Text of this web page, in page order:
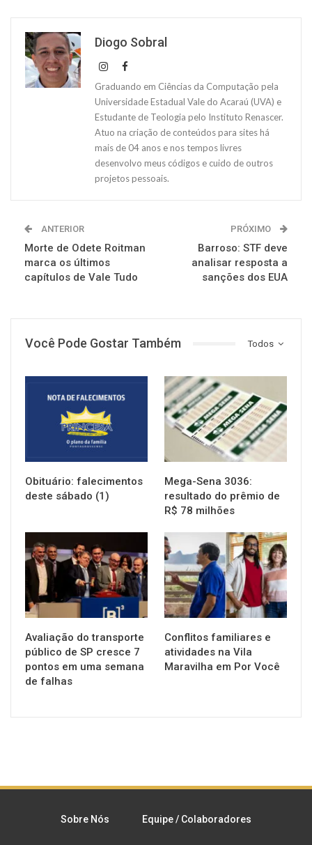
Diogo Sobral
Graduando em Ciências da Computação pela
Universidade Estadual Vale do Acaraú (UVA) e
Estudante de Teologia pelo Instituto Renascer.
Atuo na criação de conteúdos para sites há
mais de 04 anos e nos tempos livres
desenvolvo meus códigos e cuido de outros
projetos pessoais.
ANTERIOR
Morte de Odete Roitman
marca os últimos
capítulos de Vale Tudo
PRÓXIMO
Barroso: STF deve
analisar resposta a
sanções dos EUA
Todos
Você Pode Gostar Também
Obituário: falecimentos
deste sábado (1)
NOTÍCIAS
Mega-Sena 3036:
resultado do prêmio de
R$ 78 milhões
NOTÍCIAS
Avaliação do transporte
público de SP cresce 7
pontos em uma semana
de falhas
NOTÍCIAS
Conflitos familiares e
atividades na Vila
Maravilha em Por Você
Sobre Nós Equipe / Colaboradores